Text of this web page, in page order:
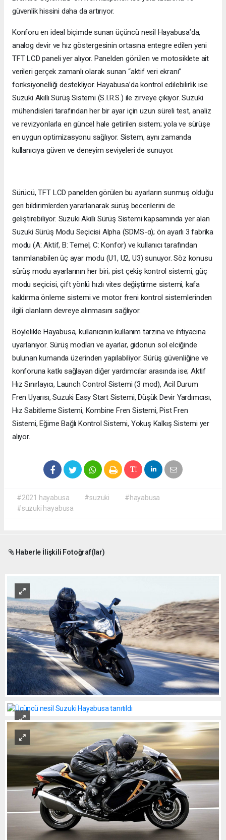
güvenlik hissini daha da artırıyor.
Konforu en ideal biçimde sunan üçüncü nesil Hayabusa’da,
analog devir ve hız göstergesinin ortasına entegre edilen yeni
TFT LCD paneli yer alıyor. Panelden görülen ve motosiklete ait
verileri gerçek zamanlı olarak sunan “aktif veri ekranı”
fonksiyonelliği destekliyor. Hayabusa’da kontrol edilebilirlik ise
Suzuki Akıllı Sürüş Sistemi (S.I.R.S.) ile zirveye çıkıyor. Suzuki
mühendisleri tarafından her bir ayar için uzun süreli test, analiz
ve revizyonlarla en güncel hale getirilen sistem; yola ve sürüşe
en uygun optimizasyonu sağlıyor. Sistem, aynı zamanda
kullanıcıya güven ve deneyim seviyeleri de sunuyor.
Sürücü, TFT LCD panelden görülen bu ayarların sunmuş olduğu
geri bildirimlerden yararlanarak sürüş becerilerini de
geliştirebiliyor. Suzuki Akıllı Sürüş Sistemi kapsamında yer alan
Suzuki Sürüş Modu Seçicisi Alpha (SDMS-α); ön ayarlı 3 fabrika
modu (A: Aktif, B: Temel, C: Konfor) ve kullanıcı tarafından
tanımlanabilen üç ayar modu (U1, U2, U3) sunuyor. Söz konusu
sürüş modu ayarlarının her biri; pist çekiş kontrol sistemi, güç
modu seçicisi, çift yönlü hızlı vites değiştirme sistemi, kafa
kaldırma önleme sistemi ve motor freni kontrol sistemlerinden
ilgili olanların devreye alınmasını sağlıyor.
Böylelikle Hayabusa, kullanıcının kullanım tarzına ve ihtiyacına
uyarlanıyor. Sürüş modları ve ayarlar, gidonun sol elciğinde
bulunan kumanda üzerinden yapılabiliyor. Sürüş güvenliğine ve
konforuna katkı sağlayan diğer yardımcılar arasında ise; Aktif
Hız Sınırlayıcı, Launch Control Sistemi (3 mod), Acil Durum
Fren Uyarısı, Suzuki Easy Start Sistemi, Düşük Devir Yardımcısı,
Hız Sabitleme Sistemi, Kombine Fren Sistemi, Pist Fren
Sistemi, Eğime Bağlı Kontrol Sistemi, Yokuş Kalkış Sistemi yer
alıyor.
#2021 hayabusa #suzuki
#hayabusa
#suzuki hayabusa
Haberle İlişkili Fotoğraf(lar)